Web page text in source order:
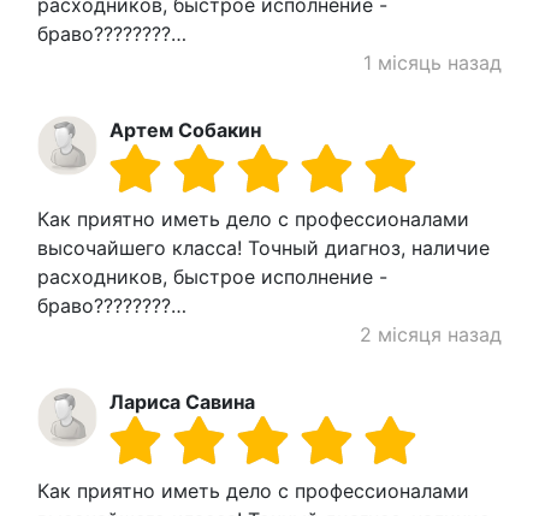
браво????????…
1 місяць назад
Артем Собакин
Как приятно иметь дело с профессионалами
высочайшего класса! Точный диагноз, наличие
расходников, быстрое исполнение -
браво????????…
2 місяця назад
Лариса Савина
Как приятно иметь дело с профессионалами